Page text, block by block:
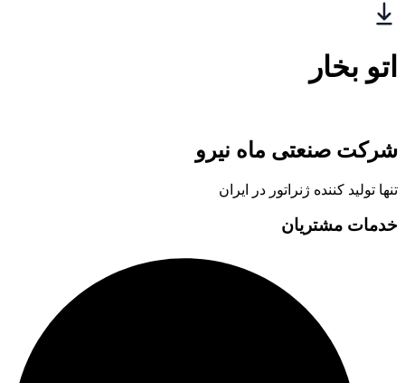
اتو بخار
شرکت صنعتی ماه نیرو
تنها تولید کننده ژنراتور در ایران
خدمات مشتریان